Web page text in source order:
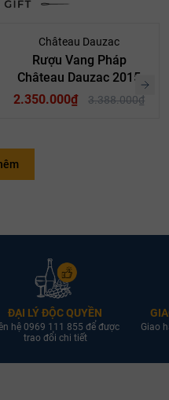
Château Dauzac
Rượu Vang Pháp
Château Dauzac 2015
2.350.000₫
3.388.000₫
ĐẠI LÝ ĐỘC QUYỀN
hệ 0969 111 855 để được
trao đổi chi tiết
Giao